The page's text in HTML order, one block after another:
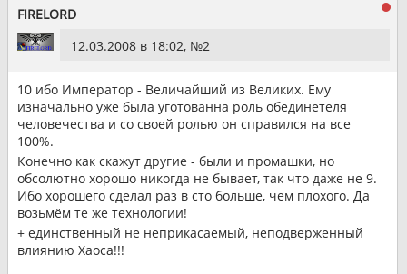
FIRELORD
12.03.2008 в 18:02, №2
10 ибо Император - Величайший из Великих. Ему
изначально уже была уготованна роль обединетеля
человечества и со своей ролью он справился на все
100%.
Конечно как скажут другие - были и промашки, но
обсолютно хорошо никогда не бывает, так что даже не 9.
Ибо хорошего сделал раз в сто больше, чем плохого. Да
возьмём те же технологии!
+ единственный не неприкасаемый, неподверженный
влиянию Хаоса!!!